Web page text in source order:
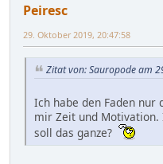
Peiresc
29. Oktober 2019, 20:47:58
Zitat von: Sauropode am
Ich habe den Faden nur
mir Zeit und Motivation.
soll das ganze?